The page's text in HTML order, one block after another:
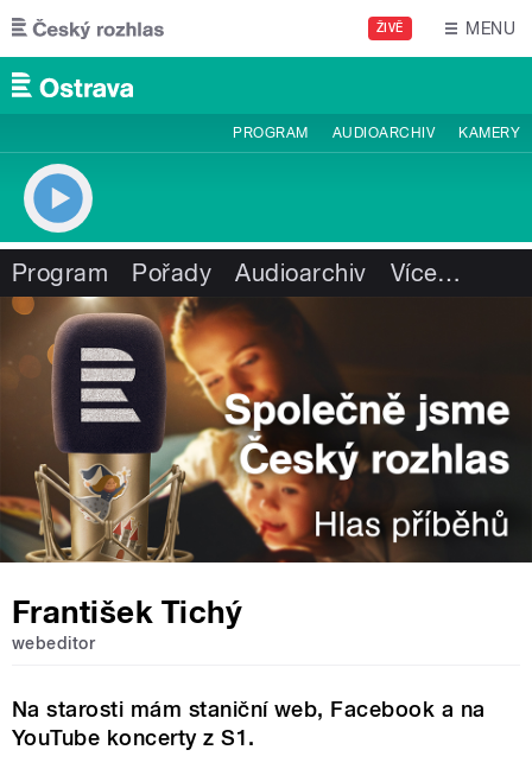
Přejít k hlavnímu obsahu
ŽIVĚ MENU
PROGRAM AUDIOARCHIV KAMERY
Program Pořady Audioarchiv Více…
František Tichý
webeditor
Na starosti mám staniční web, Facebook a na
YouTube koncerty z S1.